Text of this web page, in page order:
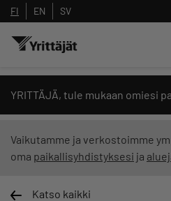
FI EN SV
YRITTÄJÄ, tule mukaan omiesi
Vaikutamme ja verkostoimme
oma paikallisyhdistyksesi ja
Katso kaikki
Hae sivustolta tai
Yrittäjien tekoälyltä